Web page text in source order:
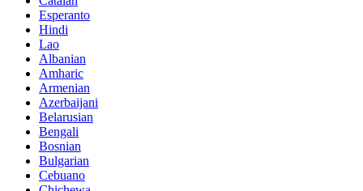
Esperanto
Hindi
Lao
Albanian
Amharic
Armenian
Azerbaijani
Belarusian
Bengali
Bosnian
Bulgarian
Cebuano